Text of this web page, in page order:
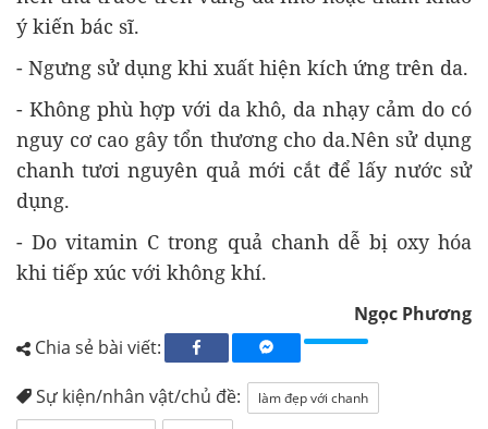
ý kiến bác sĩ.
- Ngưng sử dụng khi xuất hiện kích ứng trên da.
- Không phù hợp với da khô, da nhạy cảm do có
nguy cơ cao gây tổn thương cho da.Nên sử dụng
chanh tươi nguyên quả mới cắt để lấy nước sử
dụng.
- Do vitamin C trong quả chanh dễ bị oxy hóa
khi tiếp xúc với không khí.
Ngọc Phương
Chia sẻ bài viết:
Sự kiện/nhân vật/chủ đề:
làm đẹp với chanh